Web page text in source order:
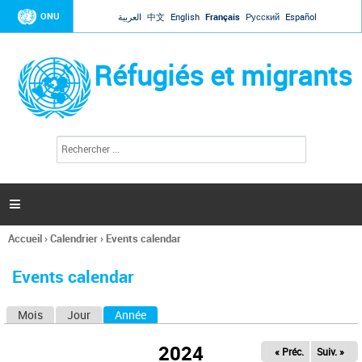
Jump to navigation
ONU العربية 中文 English Français Русский Español
Réfugiés et migrants
l
c
h
e

Vous
ici
Accueil›Calendrier› Events calendar
Events calendar
Mois Jour Année
2024 « Préc. Suiv. »